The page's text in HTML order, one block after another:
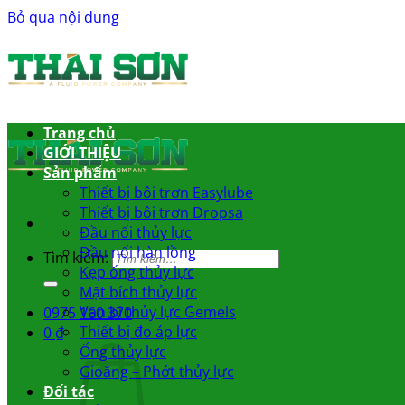
Bỏ qua nội dung
Tìm kiếm:
0975 160 370
0 ₫
Trang chủ
GIỚI THIỆU
Sản phẩm
Thiết bị bôi trơn Easylube
Thiết bị bôi trơn Dropsa
Đầu nối thủy lực
Đầu nối hàn lồng
Kẹp ống thủy lực
Mặt bích thủy lực
Van bi thủy lực Gemels
Thiết bị đo áp lực
Ống thủy lực
Gioăng – Phớt thủy lực
Đối tác